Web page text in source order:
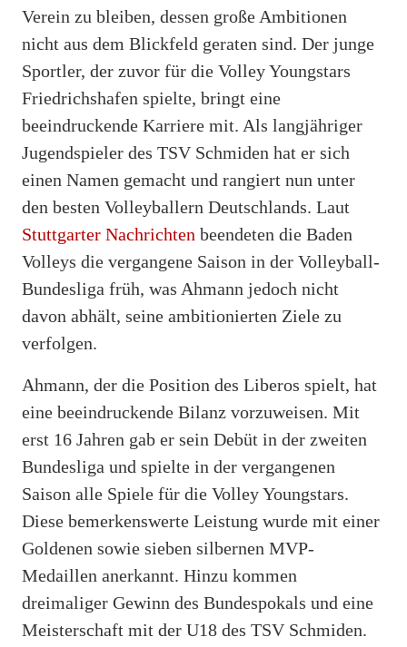
Verein zu bleiben, dessen große Ambitionen
nicht aus dem Blickfeld geraten sind. Der junge
Sportler, der zuvor für die Volley Youngstars
Friedrichshafen spielte, bringt eine
beeindruckende Karriere mit. Als langjähriger
Jugendspieler des TSV Schmiden hat er sich
einen Namen gemacht und rangiert nun unter
den besten Volleyballern Deutschlands. Laut
Stuttgarter Nachrichten beendeten die Baden
Volleys die vergangene Saison in der Volleyball-
Bundesliga früh, was Ahmann jedoch nicht
davon abhält, seine ambitionierten Ziele zu
verfolgen.
Ahmann, der die Position des Liberos spielt, hat
eine beeindruckende Bilanz vorzuweisen. Mit
erst 16 Jahren gab er sein Debüt in der zweiten
Bundesliga und spielte in der vergangenen
Saison alle Spiele für die Volley Youngstars.
Diese bemerkenswerte Leistung wurde mit einer
Goldenen sowie sieben silbernen MVP-
Medaillen anerkannt. Hinzu kommen
dreimaliger Gewinn des Bundespokals und eine
Meisterschaft mit der U18 des TSV Schmiden.